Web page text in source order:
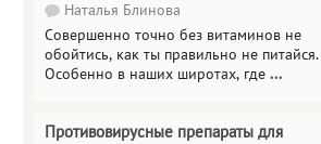
Наталья Блинова
Совершенно точно без витаминов не
обойтись, как ты правильно не питайся.
Особенно в наших широтах, где ...
Противовирусные препараты для